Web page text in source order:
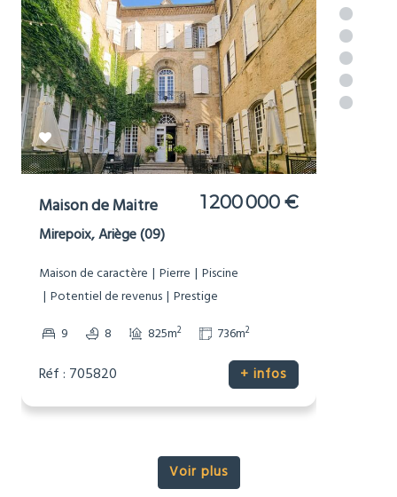
Moulin 977 000 €
Brousses-et-Villaret, Aude (11)
Bord de Rivière
Dépendances
Grand terrain (1Ha+)
Maison de caractère
Potentiel de revenus Prestige
448m2 16343m